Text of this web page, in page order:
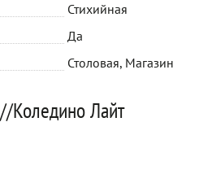
Стихийная
Да
Столовая, Магазин
Коледино Лайт